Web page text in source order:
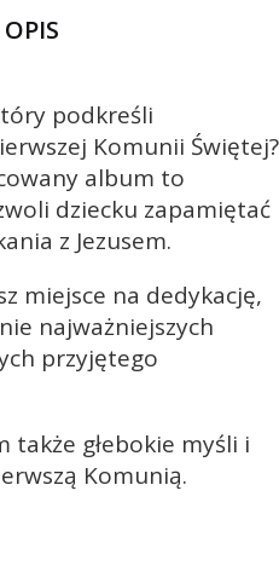
OPIS
podkreśli
Komunii Świętej?
album to
dziecku zapamiętać
z Jezusem.
miejsce na dedykację,
najważniejszych
przyjętego
także głebokie myśli i
Komunią.